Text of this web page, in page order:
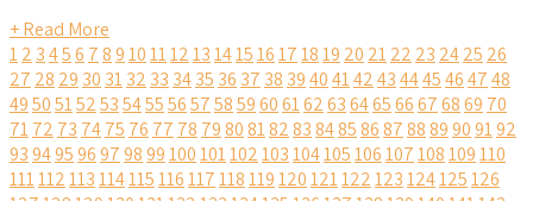
+ Read More
12 3456 78910111213141516171819 20 2122 23 2425 26
27 28 29 30 3132 33 3435 36 37 38 39404142434445464748
495051525354555657585960616263646566676869 70
7172 73 7475 76 77 78 7980818283848586878889909192
93949596979899100101102103104105106107108109110
111112113114115116117118119120121122123124125126